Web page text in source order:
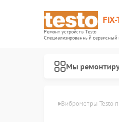
FIX-
Ремонт устройств Testo
Специализированный cервисный
Мы
Виброметры Testo